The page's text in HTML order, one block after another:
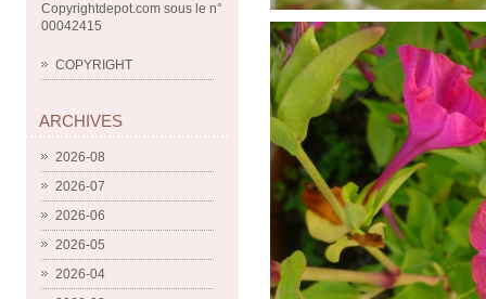
Copyrightdepot.com sous le n°
00042415
COPYRIGHT
ARCHIVES
2026-08
2026-07
2026-06
2026-05
2026-04